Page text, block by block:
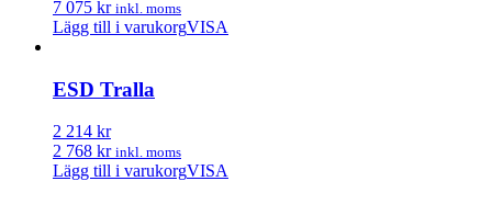
7 075 kr inkl. moms
Lägg till i varukorgVISA
ESD Tralla
2 214 kr
2 768 kr inkl. moms
Lägg till i varukorgVISA